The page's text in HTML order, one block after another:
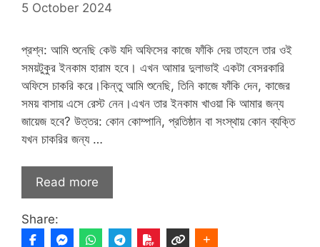
5 October 2024
প্রশ্ন: আমি শুনেছি কেউ যদি অফিসের কাজে ফাঁকি দেয় তাহলে তার ওই
সময়টুকুর ইনকাম হারাম হবে। এখন আমার দুলাভাই একটা বেসরকারি
অফিসে চাকরি করে।কিন্তু আমি শুনেছি, তিনি কাজে ফাঁকি দেন, কাজের
সময় বাসায় এসে রেস্ট নেন।এখন তার ইনকাম খাওয়া কি আমার জন্য
জায়েজ হবে? উত্তর: কোন কোম্পানি, প্রতিষ্ঠান বা সংস্থায় কোন ব্যক্তি
যখন চাকরির জন্য …
Read more
Share: